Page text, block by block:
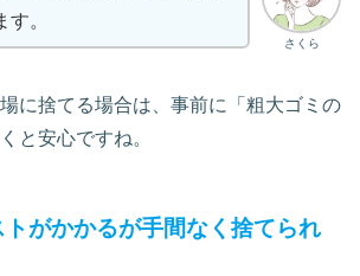
さくら
。
に捨てる場合は、事前に「粗大ゴミの
と安心ですね。
がかかるが手間なく捨てられ